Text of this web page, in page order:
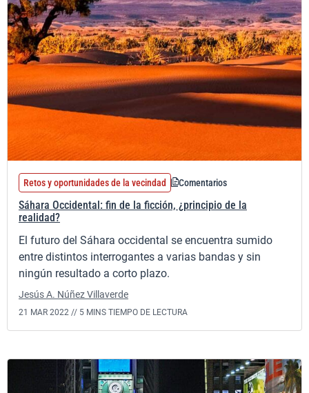
Retos y oportunidades de la vecindad Comentarios
Sáhara Occidental: fin de la ficción, ¿principio de la
realidad?
El futuro del Sáhara occidental se encuentra sumido
entre distintos interrogantes a varias bandas y sin
ningún resultado a corto plazo.
Jesús A. Núñez Villaverde
21 MAR 2022 // 5 MINS TIEMPO DE LECTURA